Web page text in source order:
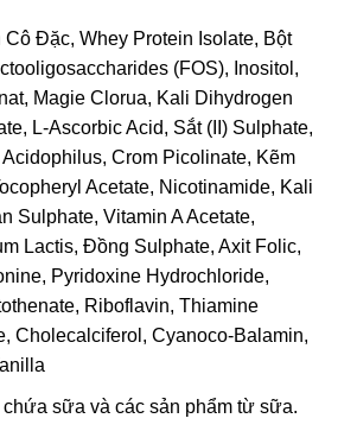
Cô Đặc, Whey Protein Isolate, Bột
(FOS), Inositol,
Magie Clorua, Kali Dihydrogen
L-Ascorbic Acid, Sắt (II) Sulphate,
Crom Picolinate, Kẽm
Acetate, Nicotinamide, Kali
Sulphate, Vitamin A Acetate,
Lactis, Đồng Sulphate, Axit Folic,
Pyridoxine Hydrochloride,
Riboflavin, Thiamine
Cholecalciferol, Cyanoco-Balamin,
chứa sữa và các sản phẩm từ sữa.